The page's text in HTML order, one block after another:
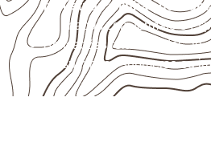
Indústrias e linhas de
de chapas com formato e
Aplicações relacionadas ao
presumir uso submerso ou